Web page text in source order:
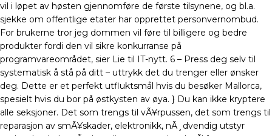
vil i løpet av høsten gjennomføre de første tilsynene, og bl.a.
sjekke om offentlige etater har opprettet personvernombud.
For brukerne tror jeg dommen vil føre til billigere og bedre
produkter fordi den vil sikre konkurranse på
programvareområdet, sier Lie til IT-nytt. 6 – Press deg selv til
systematisk å stå på ditt – uttrykk det du trenger eller ønsker
deg. Dette er et perfekt utfluktsmål hvis du besøker Mallorca,
spesielt hvis du bor på østkysten av øya. } Du kan ikke kryptere
alle seksjoner. Det som trengs til vÃ¥rpussen, det som trengs til
reparasjon av smÃ¥skader, elektronikk, nÃ¸dvendig utstyr